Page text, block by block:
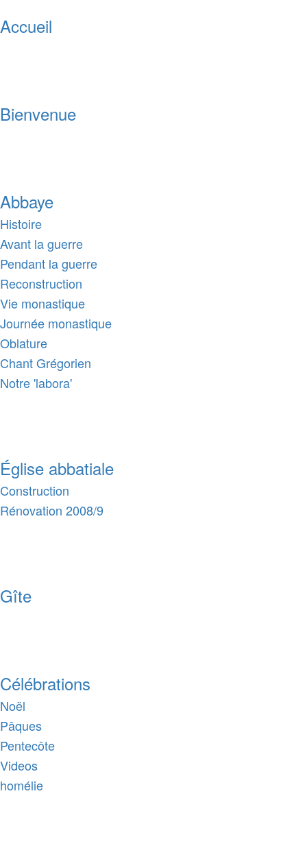
Accueil
Bienvenue
Abbaye
Histoire
Avant la guerre
Pendant la guerre
Reconstruction
Vie monastique
Journée monastique
Oblature
Chant Grégorien
Notre 'labora'
Église abbatiale
Construction
Rénovation 2008/9
Gîte
Célébrations
Noël
Pâques
Pentecôte
Videos
homélie